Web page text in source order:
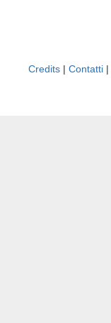
Credits | Contatti |